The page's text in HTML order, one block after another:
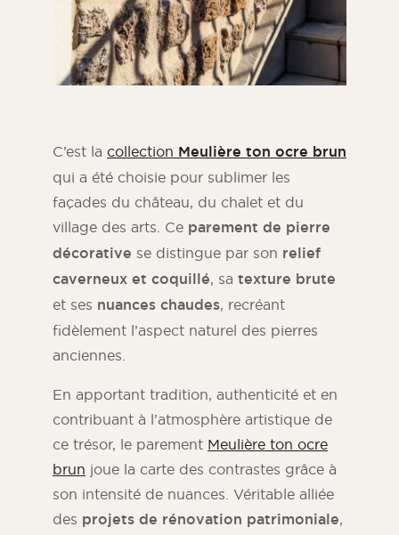
C’est la collection Meulière ton ocre brun
qui a été choisie pour sublimer les
façades du château, du chalet et du
village des arts. Ce parement de pierre
décorative se distingue par son relief
caverneux et coquillé, sa texture brute
et ses nuances chaudes, recréant
fidèlement l’aspect naturel des pierres
anciennes.
En apportant tradition, authenticité et en
contribuant à l’atmosphère artistique de
ce trésor, le parement Meulière ton ocre
brun joue la carte des contrastes grâce à
son intensité de nuances. Véritable alliée
des projets de rénovation patrimoniale,